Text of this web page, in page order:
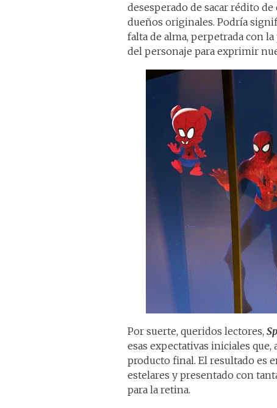
desesperado de sacar rédito
dueños originales. Podría
falta de alma, perpetrada con
del personaje para exprimir
Por suerte, queridos lectores,
esas expectativas iniciales
producto final. El resultado es
estelares y presentado con
para la retina.